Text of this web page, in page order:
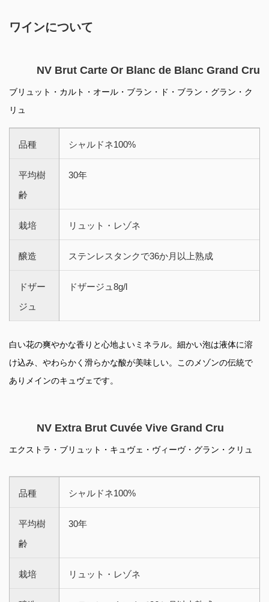
ワインについて
NV Brut Carte Or Blanc de Blanc Grand Cru
ブリュット・カルト・オール・ブラン・ド・ブラン・グラン・ク
リュ
品種 シャルドネ100%
平均樹
齢
30年
栽培 リュット・レゾネ
醸造 ステンレスタンクで36か月以上熟成
ドザー
ジュ
ドザージュ8g/l
白い花の爽やかな香りと心地よいミネラル。細かい泡は液体に溶
け込み、やわらかく滑らかな酸が美味しい。このメゾンの伝統で
ありメインのキュヴェです。
NV Extra Brut Cuvée Vive Grand Cru
エクストラ・ブリュット・キュヴェ・ヴィーヴ・グラン・クリュ
品種 シャルドネ100%
平均樹
齢
30年
栽培 リュット・レゾネ